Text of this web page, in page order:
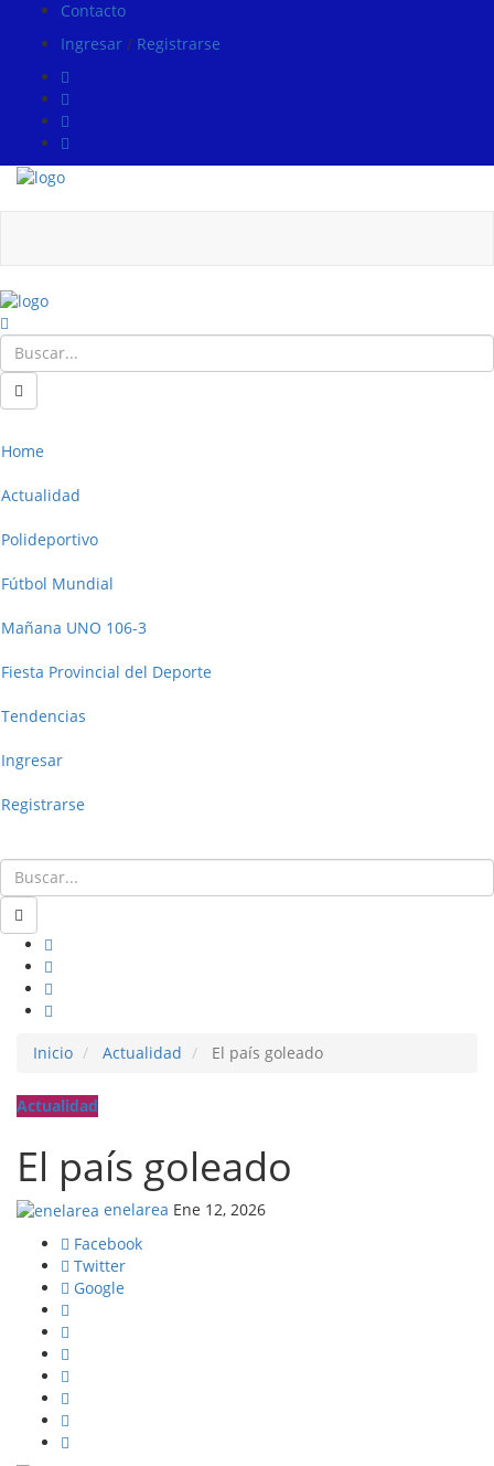
Contacto
Ingresar / Registrarse
Home
Actualidad
Polideportivo
Fútbol Mundial
Mañana UNO 106-3
Fiesta Provincial del Deporte
Tendencias
Ingresar
Registrarse
Inicio Actualidad El país goleado
Actualidad
El país goleado
enelarea Ene 12, 2026
Facebook
Twitter
Google